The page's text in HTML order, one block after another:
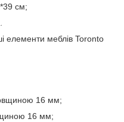
см;
елементи меблів Toronto
16 мм;
16 мм;